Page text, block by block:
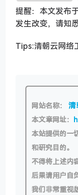
提醒：本文发布
发生改变，请知悉
Tips:清朝云网络
网站名称： 清
本文章网址：
本站提供的一
和研究目的。
不得将上述内
后果请用户自
我们非常重视